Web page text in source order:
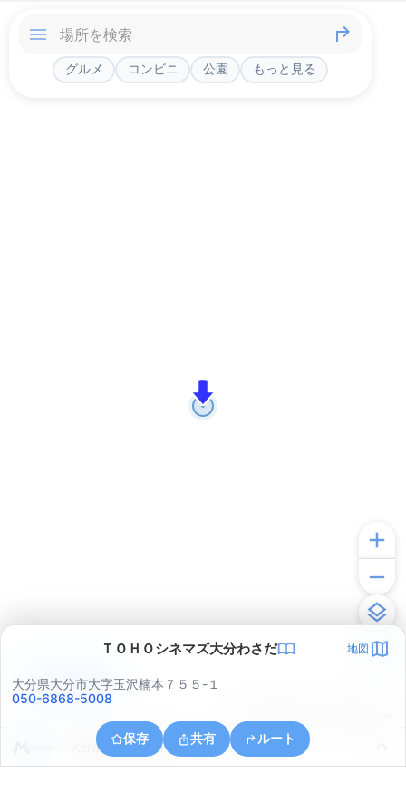
グルメ コンビニ 公園 もっと見る
ＴＯＨＯシネマズ大分わさだ 地図
大分県大分市大字玉沢楠本７５５-１
050-6868-5008
保存 共有 ルート
大分県大分市大字下宗方
アプリで見る